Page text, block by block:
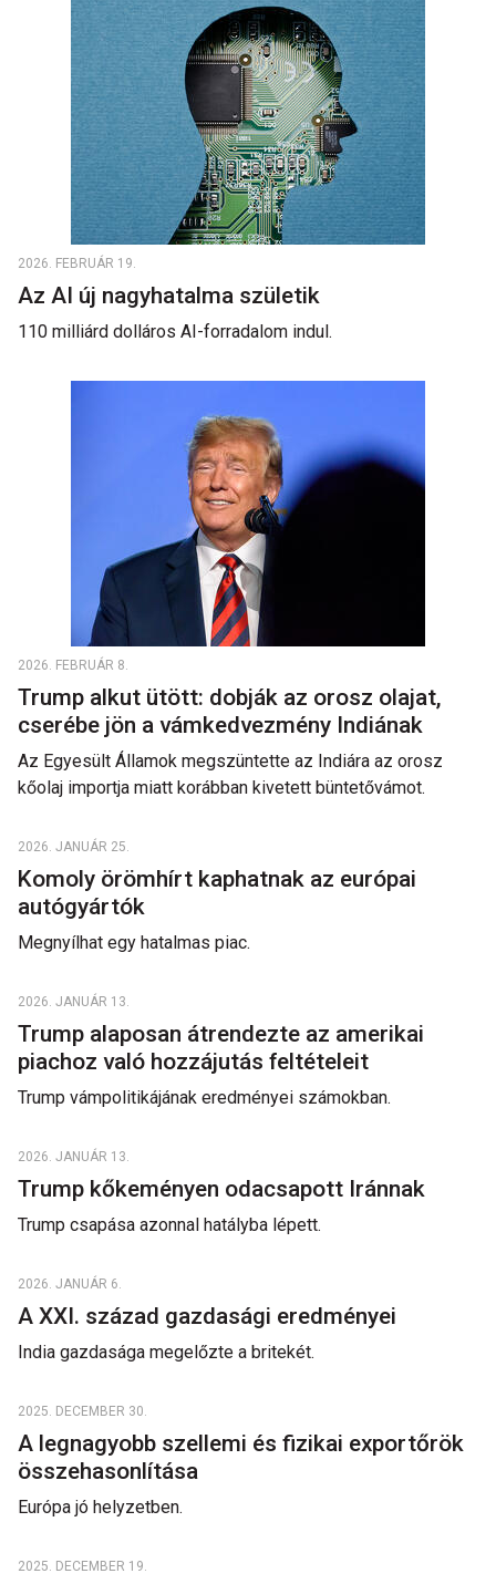
2026. FEBRUÁR 19.
Az AI új nagyhatalma születik
110 milliárd dolláros AI-forradalom indul.
2026. FEBRUÁR 8.
Trump alkut ütött: dobják az orosz olajat,
cserébe jön a vámkedvezmény Indiának
Az Egyesült Államok megszüntette az Indiára az orosz
kőolaj importja miatt korábban kivetett büntetővámot.
2026. JANUÁR 25.
Komoly örömhírt kaphatnak az európai
autógyártók
Megnyílhat egy hatalmas piac.
2026. JANUÁR 13.
Trump alaposan átrendezte az amerikai
piachoz való hozzájutás feltételeit
Trump vámpolitikájának eredményei számokban.
2026. JANUÁR 13.
Trump kőkeményen odacsapott Iránnak
Trump csapása azonnal hatályba lépett.
2026. JANUÁR 6.
A XXI. század gazdasági eredményei
India gazdasága megelőzte a britekét.
2025. DECEMBER 30.
A legnagyobb szellemi és fizikai exportőrök
összehasonlítása
Európa jó helyzetben.
2025. DECEMBER 19.